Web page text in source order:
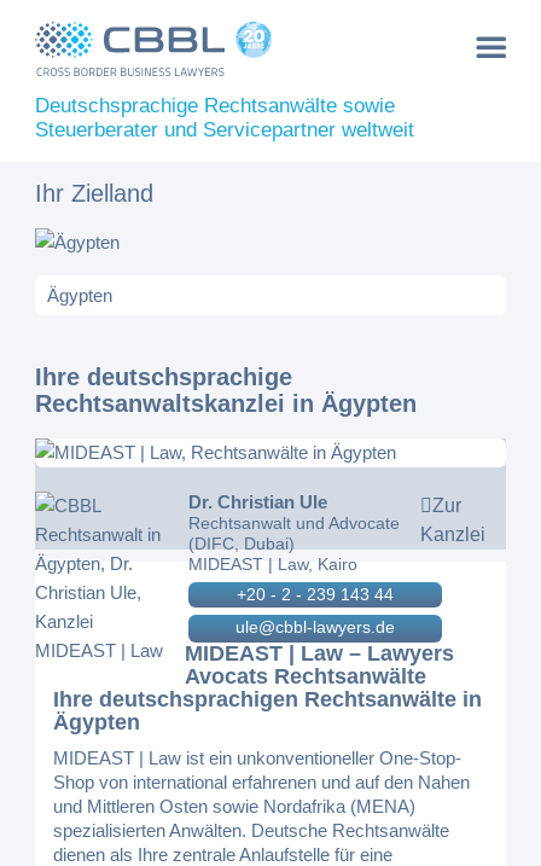
Deutschsprachige Rechtsanwälte sowie
Steuerberater und Servicepartner weltweit
Ihr Zielland
Ihre deutschsprachige
Rechtsanwaltskanzlei in Ägypten
Dr. Christian Ule
Rechtsanwalt und Advocate
(DIFC, Dubai)
MIDEAST | Law, Kairo
+20 - 2 - 239 143 44
ule@cbbl-lawyers.de
Zur
Kanzlei
MIDEAST | Law – Lawyers
Avocats Rechtsanwälte
Ihre deutschsprachigen Rechtsanwälte in
Ägypten
MIDEAST | Law ist ein unkonventioneller One-Stop-
Shop von international erfahrenen und auf den Nahen
und Mittleren Osten sowie Nordafrika (MENA)
spezialisierten Anwälten. Deutsche Rechtsanwälte
dienen als Ihre zentrale Anlaufstelle für eine